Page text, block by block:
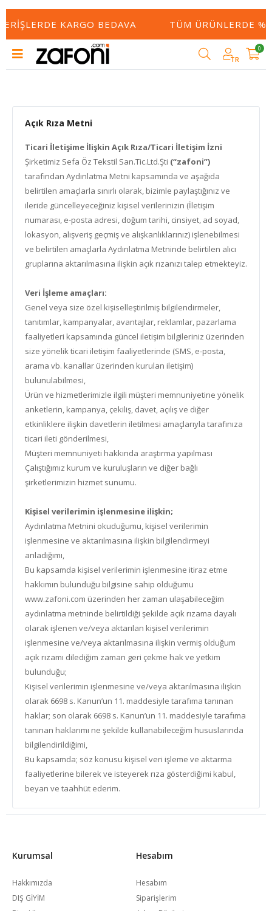
KARGO BEDAVA TÜM ÜRÜNLERDE
TR
0
Açık Rıza Metni
Ticari İletişime İlişkin Açık Rıza/Ticari İletişim İzni
Şirketimiz Sefa Öz Tekstil San.Tic.Ltd.Şti (“zafoni”)
tarafından Aydınlatma Metni kapsamında ve aşağıda
belirtilen amaçlarla sınırlı olarak, bizimle paylaştığınız ve
ileride güncelleyeceğiniz kişisel verilerinizin (İletişim
numarası, e-posta adresi, doğum tarihi, cinsiyet, ad soyad,
lokasyon, alışveriş geçmiş ve alışkanlıklarınız) işlenebilmesi
ve belirtilen amaçlarla Aydınlatma Metninde belirtilen alıcı
gruplarına aktarılmasına ilişkin açık rızanızı talep etmekteyiz.
Veri İşleme amaçları:
Genel veya size özel kişiselleştirilmiş bilgilendirmeler,
tanıtımlar, kampanyalar, avantajlar, reklamlar, pazarlama
faaliyetleri kapsamında güncel iletişim bilgileriniz üzerinden
size yönelik ticari iletişim faaliyetlerinde (SMS, e-posta,
arama vb. kanallar üzerinden kurulan iletişim)
bulunulabilmesi,
Ürün ve hizmetlerimizle ilgili müşteri memnuniyetine yönelik
anketlerin, kampanya, çekiliş, davet, açılış ve diğer
etkinliklere ilişkin davetlerin iletilmesi amaçlarıyla tarafınıza
ticari ileti gönderilmesi,
Müşteri memnuniyeti hakkında araştırma yapılması
Çalıştığımız kurum ve kuruluşların ve diğer bağlı
şirketlerimizin hizmet sunumu.
Kişisel verilerimin işlenmesine ilişkin;
Aydınlatma Metnini okuduğumu, kişisel verilerimin
işlenmesine ve aktarılmasına ilişkin bilgilendirmeyi
anladığımı,
Bu kapsamda kişisel verilerimin işlenmesine itiraz etme
hakkımın bulunduğu bilgisine sahip olduğumu
www.zafoni.com üzerinden her zaman ulaşabileceğim
aydınlatma metninde belirtildiği şekilde açık rızama dayalı
olarak işlenen ve/veya aktarılan kişisel verilerimin
işlenmesine ve/veya aktarılmasına ilişkin vermiş olduğum
açık rızamı dilediğim zaman geri çekme hak ve yetkim
bulunduğu;
Kişisel verilerimin işlenmesine ve/veya aktarılmasına ilişkin
olarak 6698 s. Kanun’un 11. maddesiyle tarafıma tanınan
haklar; son olarak 6698 s. Kanun’un 11. maddesiyle tarafıma
tanınan haklarımı ne şekilde kullanabileceğim hususlarında
bilgilendirildiğimi,
Bu kapsamda; söz konusu kişisel veri işleme ve aktarma
faaliyetlerine bilerek ve isteyerek rıza gösterdiğimi kabul,
beyan ve taahhüt ederim.
Kurumsal
Hakkımızda
DIŞ GİYİM
Hesabım
Hesabım
Siparişlerim